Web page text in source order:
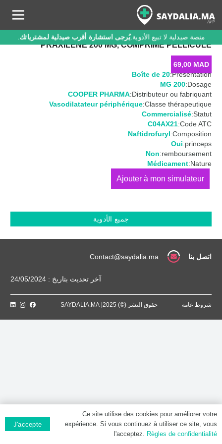
منصة صيدلية لا تبيع الأدوية.يُرجى استشارة أقرب صيدلية لمشترياتك.
PRAXILENE 200 MG, COMPRIMÉ PELLICULÉ
69,00 MAD
Présentation:
Boîte de 20
Dosage:
200 MG
Distributeur ou fabriquant:
COOPER PHARMA
Classe thérapeutique:
Vasodilatateur périphérique
Statut:
Commercialisé
Code ATC:
C04AX21
Composition:
Naftidrofuryl
princeps:
Oui
remboursement:
Non
Nature:
Médicament
كمية
MG,
جميع الأدوية
اتصل بنا Contact@saydalia.ma
آخر تحديث بتاريخ : 24/05/2024
شروط عامة حقوق النشر (©) 2025| SAYDALIA.MA
Ce site utilise des cookies pour améliorer votre
expérience. Si vous continuez à utiliser ce site, vous
l'acceptez. Règles de confidentialité
J'accepte